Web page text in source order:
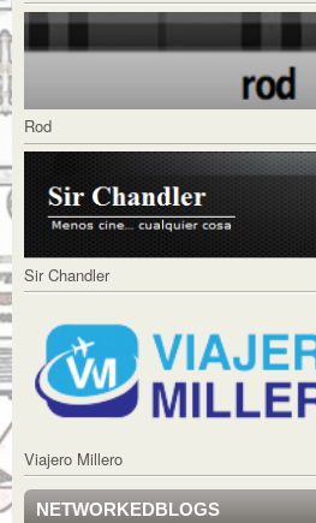
Rod
Sir Chandler
Viajero Millero
NETWORKEDBLOGS